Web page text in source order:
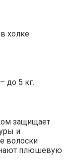
холке
до 5 кг.
защищает
и
волоски
плюшевую